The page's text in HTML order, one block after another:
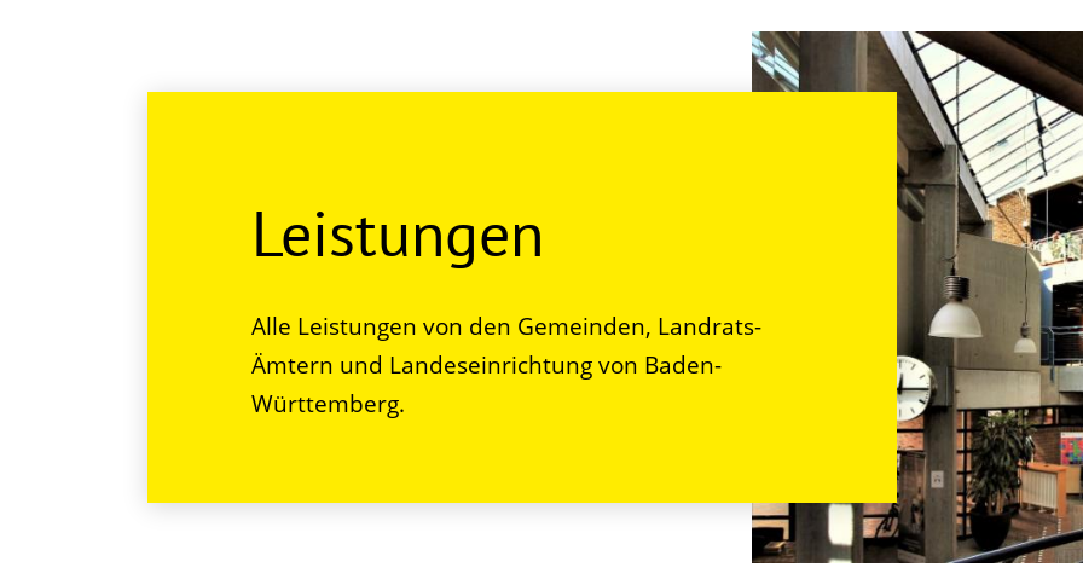
Leistungen
Alle Leistungen von den Gemeinden, Landrats-
Ämtern und Landeseinrichtung von Baden-
Württemberg.